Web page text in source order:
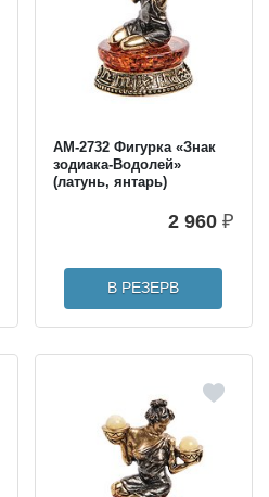
AM-2732 Фигурка «Знак
зодиака-Водолей»
(латунь, янтарь)
2 960 ₽
В РЕЗЕРВ